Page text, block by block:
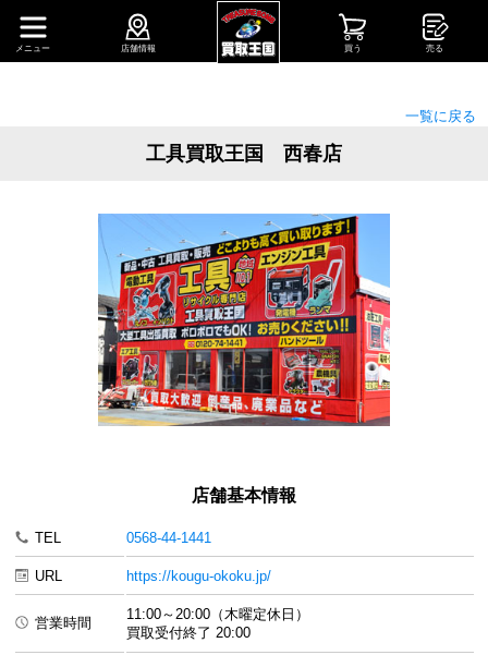
店舗情報 買う 売る
メニュー
一覧に戻る
工具買取王国 西春店
店舗基本情報
TEL 0568-44-1441
URL https://kougu-okoku.jp/
営業時間
11:00～20:00（木曜定休日）
買取受付終了 20:00